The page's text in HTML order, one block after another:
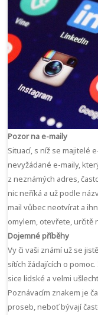
Pozor na e-maily
Situací, s níž se majitelé
nevyžádané e-maily,
z neznámých adres,
nic neříká a už podle
mail vůbec neotvírat a
omylem, otevřete, určitě
Dojemné příběhy
Vy či vaši známí už se
sítích žádajících o
sice lidské a velmi
Poznávacím znakem je
proseb, neboť bývají